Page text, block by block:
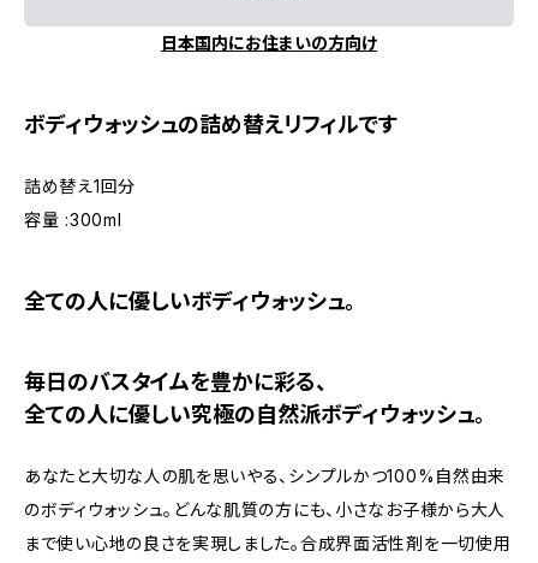
日本国内にお住まいの方向け
ボディウォッシュの詰め替えリフィルです
詰め替え1回分
容量 :300ml
全ての人に優しいボディウォッシュ。
毎日のバスタイムを豊かに彩る、
全ての人に優しい究極の自然派ボディウォッシュ。
あなたと大切な人の肌を思いやる、シンプルかつ100%自然由来
のボディウォッシュ。どんな肌質の方にも、小さなお子様から大人
まで使い心地の良さを実現しました。合成界面活性剤を一切使用